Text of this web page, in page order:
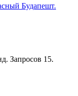
Будапешт.
Запросов 15.